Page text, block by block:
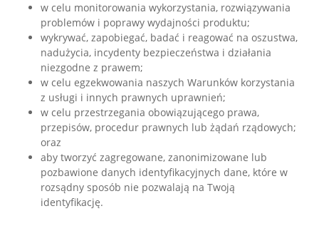
w celu monitorowania wykorzystania, rozwiązywania
problemów i poprawy wydajności produktu;
wykrywać, zapobiegać, badać i reagować na oszustwa,
nadużycia, incydenty bezpieczeństwa i działania
niezgodne z prawem;
w celu egzekwowania naszych Warunków korzystania
z usługi i innych prawnych uprawnień;
w celu przestrzegania obowiązującego prawa,
przepisów, procedur prawnych lub żądań rządowych;
oraz
aby tworzyć zagregowane, zanonimizowane lub
pozbawione danych identyfikacyjnych dane, które w
rozsądny sposób nie pozwalają na Twoją
identyfikację.